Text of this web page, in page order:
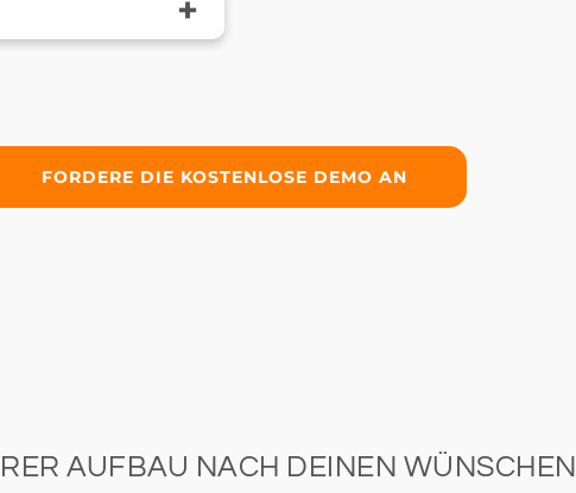
+
FORDERE DIE KOSTENLOSE DEMO AN
AUFBAU NACH DEINEN WÜNSCHEN